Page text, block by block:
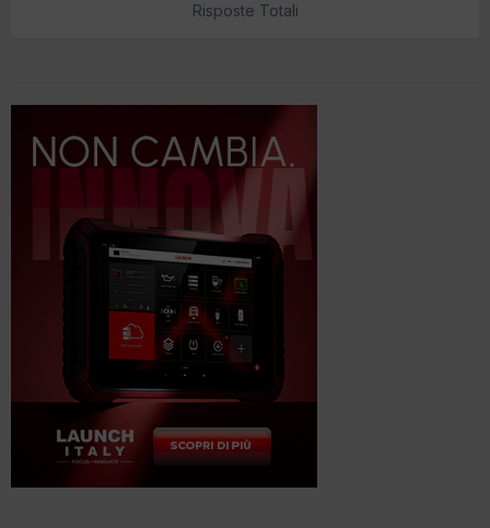
Risposte Totali